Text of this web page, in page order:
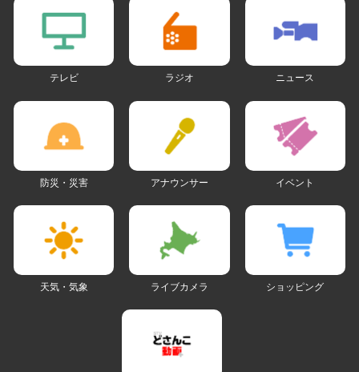
テレビ ラジオ ニュース
防災・災害 アナウンサー イベント
天気・気象 ライブカメラ ショッピング